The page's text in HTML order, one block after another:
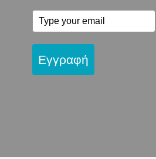
Εγγραφή